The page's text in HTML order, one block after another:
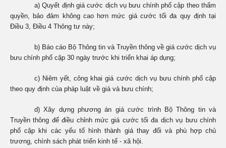
a) Quyết định giá cước dịch vụ bưu chính phổ cập theo thẩm
quyền, bảo đảm không cao hơn mức giá cước tối đa quy định tại
Điều 3, Điều 4 Thông tư này;
b) Báo cáo Bộ Thông tin và Truyền thông về giá cước dịch vụ
bưu chính phổ cập 30 ngày trước khi triển khai áp dụng;
c) Niêm yết, công khai giá cước dịch vụ bưu chính phổ cập
theo quy định của pháp luật về giá và bưu chính;
d) Xây dựng phương án giá cước trình Bộ Thông tin và
Truyền thông để điều chỉnh mức giá cước tối đa dịch vụ bưu chính
phổ cập khi các yếu tố hình thành giá thay đổi và phù hợp chủ
trương, chính sách phát triển kinh tế - xã hội.